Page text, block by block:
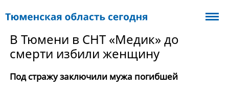
В Тюмени в СНТ «Медик» до
смерти избили женщину
Под стражу заключили мужа погибшей